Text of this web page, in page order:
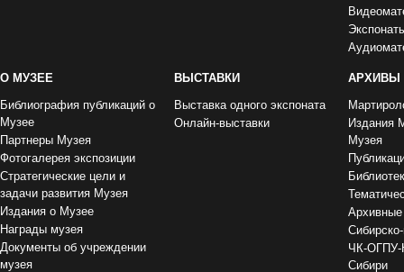
О МУЗЕЕ
Библиография публикаций о
Музее
Партнеры Музея
Фотогалерея экспозиции
Стратегические цели и
задачи развития Музея
Издания о Музее
Награды музея
Документы об учреждении
музея
ВЫСТАВКИ
Выставка одного экспоната
Онлайн-выставки
АРХИВЫ
Издания
Музея
ЧК-
Сибири